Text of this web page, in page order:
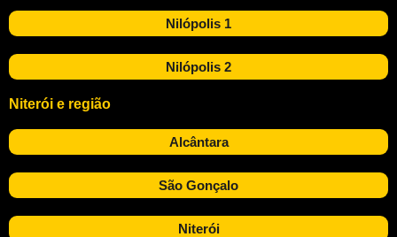
Nilópolis 1
Nilópolis 2
Niterói e região
Alcântara
São Gonçalo
Niterói